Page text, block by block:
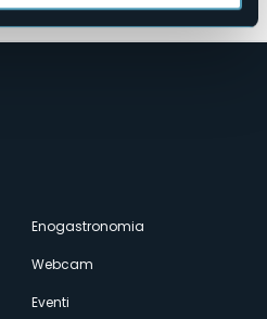
Enogastronomia
Webcam
Eventi